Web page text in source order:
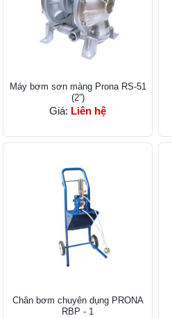
Máy bơm sơn màng Prona RS-51
(2”)
Giá: Liên hệ
Chân bơm chuyên dụng PRONA
RBP - 1